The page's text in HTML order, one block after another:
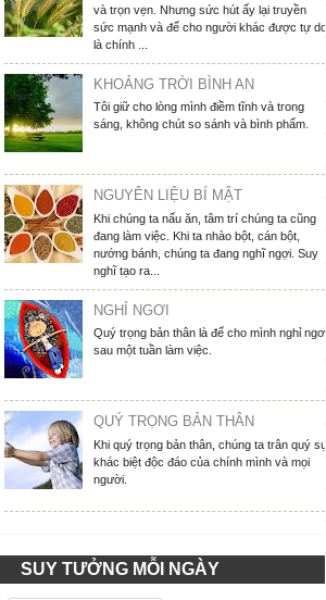
và trọn vẹn. Nhưng sức hút ấy lại truyền
sức mạnh và để cho người khác được tự do
là chính ...
KHOẢNG TRỜI BÌNH AN
Tôi giữ cho lòng mình điềm tĩnh và trong
sáng, không chút so sánh và bình phẩm.
NGUYÊN LIỆU BÍ MẬT
Khi chúng ta nấu ăn, tâm trí chúng ta cũng
đang làm việc. Khi ta nhào bột, cán bột,
nướng bánh, chúng ta đang nghĩ ngợi. Suy
nghĩ tạo ra...
NGHỈ NGƠI
Quý trọng bản thân là để cho mình nghỉ ngơi
sau một tuần làm việc.
QUÝ TRỌNG BẢN THÂN
Khi quý trọng bản thân, chúng ta trân quý sự
khác biệt độc đáo của chính mình và mọi
người.
SUY TƯỞNG MỖI NGÀY